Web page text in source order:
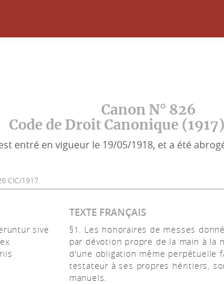
Canon N° 826
Code de Droit Canonique
entré en vigueur le 19/05/1918, et a été
CIC/1917
TEXTE FRANÇAIS
sive
§1. Les honoraires de messes
par dévotion propre de la main à la
d'une obligation même perpétuelle
testateur à ses propres héritiers,
manuels.